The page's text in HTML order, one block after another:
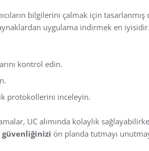
bilgilerini çalmak için
uygulama indirmek en
kontrol edin.
protokollerini inceleyin.
UC alımında kolaylık
güvenliğinizi ön planda tutmayı